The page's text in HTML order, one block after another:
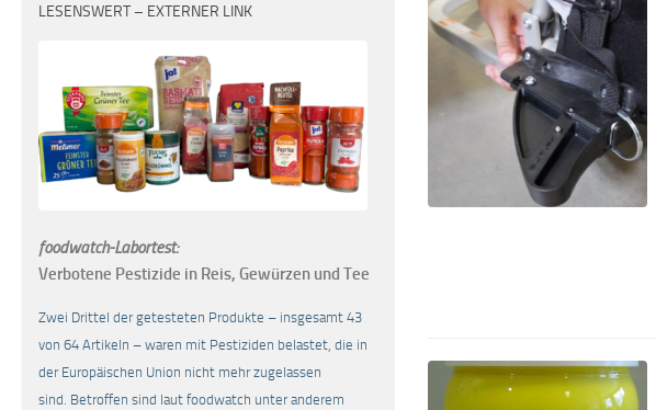
LESENSWERT – EXTERNER LINK
foodwatch-Labortest:
Verbotene Pestizide in Reis, Gewürzen und Tee
Zwei Drittel der getesteten Produkte – insgesamt 43
von 64 Artikeln – waren mit Pestiziden belastet, die in
der Europäischen Union nicht mehr zugelassen
sind. Betroffen sind laut foodwatch unter anderem